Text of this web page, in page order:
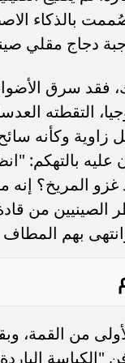
بالذكاء
دجاج مقلي
فقد سرق
التقطته
زاوية وكأنه
عليه
غزو المريخ؟
الصينيين من
بهم
من القمة،
فن "الكياسة